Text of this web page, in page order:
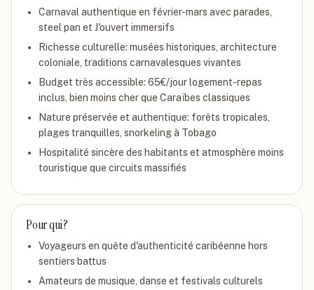
Carnaval authentique en février-mars avec parades,
steel pan et J'ouvert immersifs
Richesse culturelle: musées historiques, architecture
coloniale, traditions carnavalesques vivantes
Budget très accessible: 65€/jour logement-repas
inclus, bien moins cher que Caraïbes classiques
Nature préservée et authentique: forêts tropicales,
plages tranquilles, snorkeling à Tobago
Hospitalité sincère des habitants et atmosphère moins
touristique que circuits massifiés
Pour qui ?
Voyageurs en quête d'authenticité caribéenne hors
sentiers battus
Amateurs de musique, danse et festivals culturels